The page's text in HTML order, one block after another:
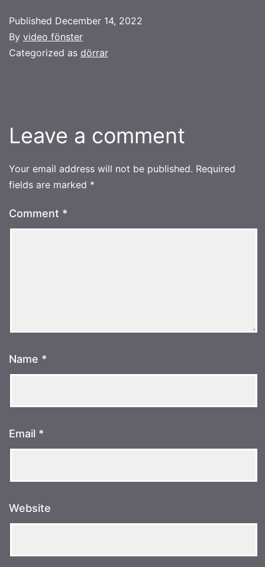
Published December 14, 2022
By video fönster
Categorized as dörrar
Leave a comment
Your email address will not be published. Required
fields are marked *
Comment *
Name *
Email *
Website